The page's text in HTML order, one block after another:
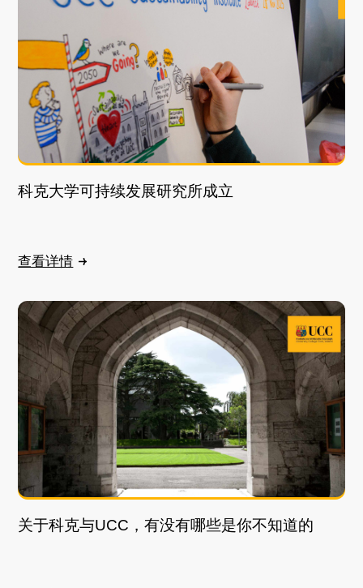
科克大学可持续发展研究所成立
查看详情
关于科克与UCC，有没有哪些是你不知道的